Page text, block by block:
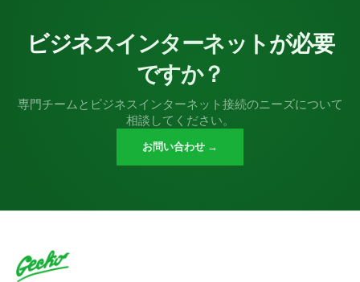
ビジネスインターネットが必要
ですか？
専門チームとビジネスインターネット接続のニーズについて
相談してください。
お問い合わせ →